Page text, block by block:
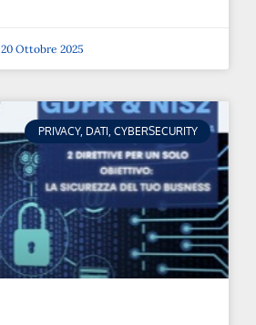
20 Ottobre 2025
PRIVACY, DATI, CYBERSECURITY